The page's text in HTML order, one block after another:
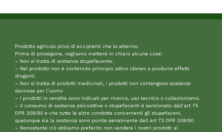
Prodotto agricolo privo di eccipienti che lo alterino.
Prima di proseguire, vogliamo mettere in chiaro alcune cose:
– Non si tratta di sostanza stupefacente.
– Nel prodotto non è contenuto principio attivo idoneo a produrre effetti
droganti.
– Non si tratta di prodotti medicinali, i prodotti non contengono sostanze
dannose per l’uomo
– I prodotti in vendita sono indicati per ricerca, uso tecnico o collezionismo.
– Il consumo di sostanze psicoattive o stupefacenti è sanzionato dall’art 75
DPR 309/90 e che tutte le altre condotte concernenti gli stupefaceni,
qualunque sia la sostanza sono punite penalmente dall art 73 DPR 309/90
– Nonostante ciò abbiamo preferito non vendere i nostri prodotti ai